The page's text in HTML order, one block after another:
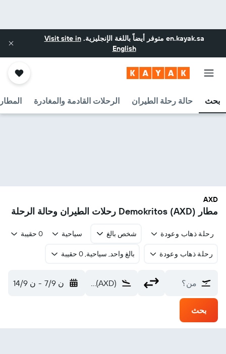
en.kayak.sa متوفر أيضاً باللغة الإنجليزية.Visit site in
English
بحث حالة رحلة الطيران الرحلات القادمة والمغادرة
AXD
مطار Demokritos (AXD) رحلات الطيران وحالة الرحلة
رحلة ذهاب وعودة شخص بالغ سياحية 0 حقيبة
رحلة ذهاب وعودة بالغ واحد, سياحية, 0 حقيبة
من؟ Demokritos (AXD) ن 7/9 - ن 14/9
بحث